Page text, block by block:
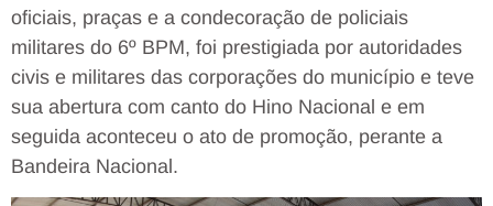
oficiais, praças e a condecoração de policiais
militares do 6º BPM, foi prestigiada por autoridades
civis e militares das corporações do município e teve
sua abertura com canto do Hino Nacional e em
seguida aconteceu o ato de promoção, perante a
Bandeira Nacional.